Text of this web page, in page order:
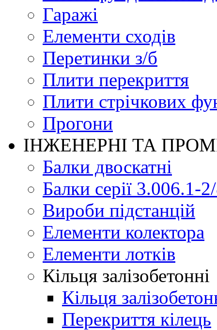
Гаражі
Елементи сходів
Перетинки з/б
Плити перекриття
Плити стрічкових
Прогони
ІНЖЕНЕРНІ ТА
Балки двоскатні
Балки серії 3.006.1-
Вироби підстанцій
Елементи колектора
Елементи лотків
Кільця залізобетонні
Кільця
Перекриття кілець